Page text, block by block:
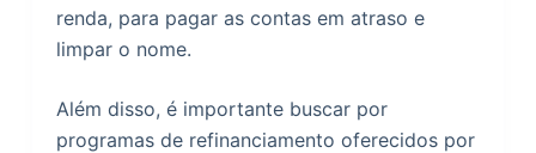
renda, para pagar as contas em atraso e
limpar o nome.
Além disso, é importante buscar por
programas de refinanciamento oferecidos por